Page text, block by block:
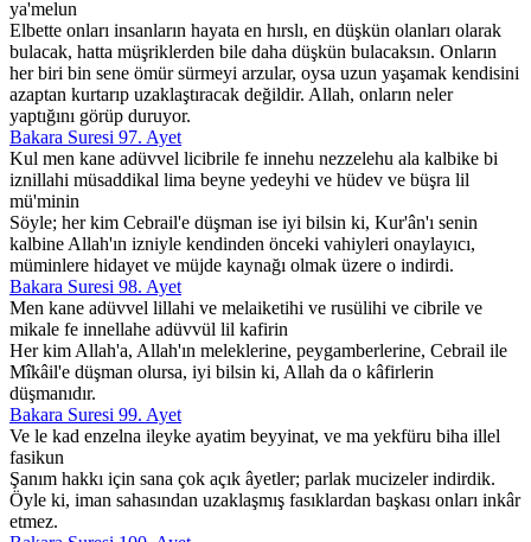
ya'melun
Elbette onları insanların hayata en hırslı, en düşkün olanları olarak
bulacak, hatta müşriklerden bile daha düşkün bulacaksın. Onların
her biri bin sene ömür sürmeyi arzular, oysa uzun yaşamak kendisini
azaptan kurtarıp uzaklaştıracak değildir. Allah, onların neler
yaptığını görüp duruyor.
Bakara Suresi 97. Ayet
Kul men kane adüvvel licibrile fe innehu nezzelehu ala kalbike bi
iznillahi müsaddikal lima beyne yedeyhi ve hüdev ve büşra lil
mü'minin
Söyle; her kim Cebrail'e düşman ise iyi bilsin ki, Kur'ân'ı senin
kalbine Allah'ın izniyle kendinden önceki vahiyleri onaylayıcı,
müminlere hidayet ve müjde kaynağı olmak üzere o indirdi.
Bakara Suresi 98. Ayet
Men kane adüvvel lillahi ve melaiketihi ve rusülihi ve cibrile ve
mikale fe innellahe adüvvül lil kafirin
Her kim Allah'a, Allah'ın meleklerine, peygamberlerine, Cebrail ile
Mîkâil'e düşman olursa, iyi bilsin ki, Allah da o kâfirlerin
düşmanıdır.
Bakara Suresi 99. Ayet
Ve le kad enzelna ileyke ayatim beyyinat, ve ma yekfüru biha illel
fasikun
Şanım hakkı için sana çok açık âyetler; parlak mucizeler indirdik.
Öyle ki, iman sahasından uzaklaşmış fasıklardan başkası onları inkâr
etmez.